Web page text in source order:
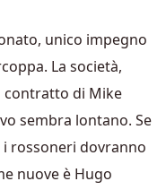
unico impegno
La società,
contratto di Mike
sembra lontano. Se
i rossoneri dovranno
nuove è Hugo